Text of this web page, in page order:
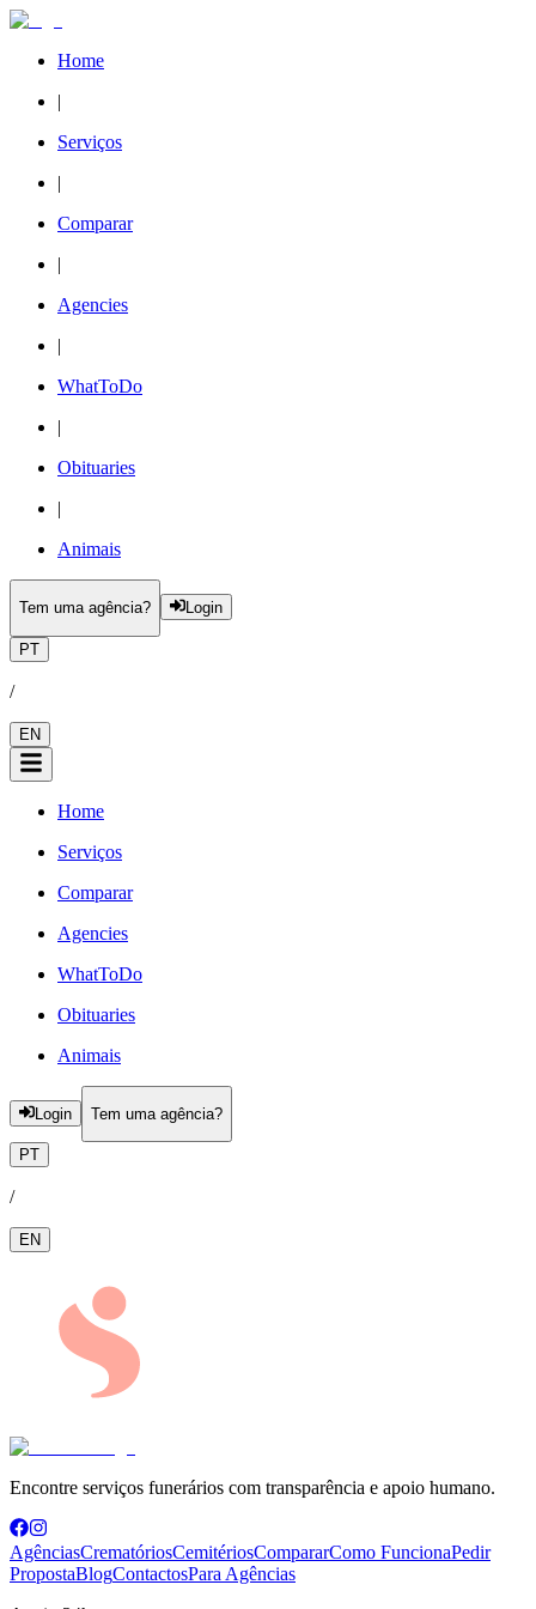
Home
|
Serviços
|
Comparar
|
Agencies
|
WhatToDo
|
Obituaries
|
Animais
Tem uma agência? Login
PT
/
EN
Home
Serviços
Comparar
Agencies
WhatToDo
Obituaries
Animais
Login Tem uma agência?
PT
/
EN
Encontre serviços funerários com transparência e apoio humano.
AgênciasCrematóriosCemitériosCompararComo FuncionaPedir
PropostaBlogContactosPara Agências